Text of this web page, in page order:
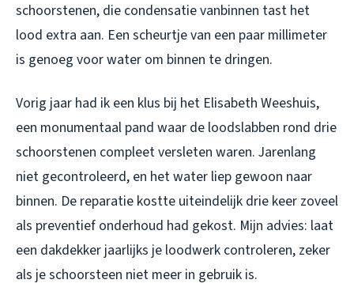
schoorstenen, die condensatie vanbinnen tast het
lood extra aan. Een scheurtje van een paar millimeter
is genoeg voor water om binnen te dringen.
Vorig jaar had ik een klus bij het Elisabeth Weeshuis,
een monumentaal pand waar de loodslabben rond drie
schoorstenen compleet versleten waren. Jarenlang
niet gecontroleerd, en het water liep gewoon naar
binnen. De reparatie kostte uiteindelijk drie keer zoveel
als preventief onderhoud had gekost. Mijn advies: laat
een dakdekker jaarlijks je loodwerk controleren, zeker
als je schoorsteen niet meer in gebruik is.